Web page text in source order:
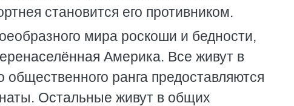
становится его противником.
мира роскоши и бедности,
Америка. Все живут в
ранга предоставляются
Остальные живут в общих